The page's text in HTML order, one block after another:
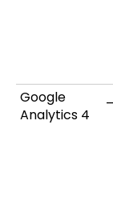
Google
Analytics 4